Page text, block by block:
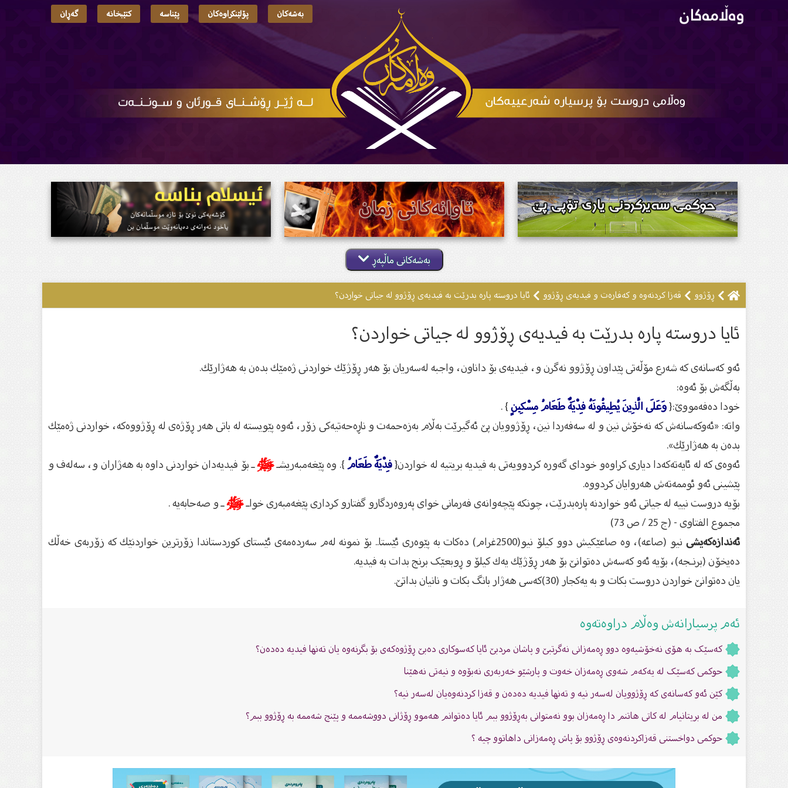
بەشەکان پۆلێنکراوەکان پێناسە کتێبخانە گەڕان
بەشەکانی ماڵپەڕ
ڕۆژوو قەزا کردنەوە و کەفارەت و فیدیەى ڕۆژوو ئایا دروسته‌ پاره‌ بدرێت به‌ فیدیه‌ى ڕۆژوو له‌ جیاتى خواردن؟
ئایا دروسته‌ پاره‌ بدرێت به‌ فیدیه‌ى ڕۆژوو له‌ جیاتى خواردن؟
ئه‌و كه‌سانه‌ی كه‌ شه‌رع مۆڵه‌تی پێداون ڕۆژوو نه‌گرن و، فیدیه‌ی بۆ داناون، واجبه‌ له‌سه‌ریان بۆ هه‌ر ڕۆژێك خواردنی ژه‌مێك بده‌ن به‌ هه‌ژارێك.
به‌ڵگه‌ش بۆ ئه‌وه‌:
خودا ده‌فه‌مووێ:{وَعَلَى الَّذِينَ يُطِيقُونَهُ فِدْيَةٌ طَعَامُ مِسْكِينٍ} .
واته‌: «ئه‌وكه‌سانه‌ش كه‌ نه‌خۆش نین و له‌ سه‌فه‌ردا نین، ڕۆژوویان پێ ئه‌گیرێت به‌ڵام به‌زه‌حمه‌ت و ناڕه‌حه‌تیه‌كی زۆر، ئه‌وه‌ پێویسته‌ له‌ باتی هه‌ر ڕۆژه‌ی له‌ ڕۆژووه‌كه‌، خواردنی ژه‌مێك
بده‌ن به‌ هه‌ژارێك».
ئه‌وه‌ی كه‌ له‌ ئایه‌ته‌كه‌دا دیاری كراوه‌و خودای گه‌وره‌ كردوویه‌تی به‌ فیدیه‌ بریتیه‌ له‌ خواردن{فِدْيَةٌ طَعَامُ}. وه‌ پێغه‌مبه‌ریشـﷺـ بۆ فیدیه‌دان خواردنی داوه‌ به‌ هه‌ژاران و، سه‌له‌ف و
پێشینی ئه‌و ئوممه‌ته‌ش هه‌روایان كردووه‌.
بۆیه‌ دروست نییه‌ له‌ جیاتی ئه‌و خواردنه‌ پاره‌بدرێت، چونكه‌ پێچه‌وانه‌ی فه‌رمانی خوای په‌روه‌ردگارو گفتارو كرداری پێغه‌مبه‌ری خواـﷺـ و صه‌حابه‌یه‌ .
مجموع الفتاوى - (ج 25 / ص 73)
ئه‌ندازه‌كه‌یشی
نیو (صاعه‌)، وه‌ صاعێكیش دوو كیلۆ نیو(2500غرام) ده‌كات به‌ پێوه‌ری ئێستا.. بۆ نمونه‌ له‌م سه‌رده‌مه‌ی ئێستای كوردستاندا زۆرترین خواردنێك كه‌ زۆربه‌ی خه‌ڵك
ده‌یخۆن (برنـجه‌)، بۆیه‌ ئه‌و كه‌سه‌ش ده‌توانێ بۆ هه‌ر ڕۆژێك یه‌ك كیلۆ و ڕوبعێک برنج بدات به‌ فیدیه‌.
یان ده‌توانێ خواردن دروست بكات و به‌ یه‌كجار (30)كه‌سی هه‌ژار بانگ بكات و نانیان بداتێ.
ئەم پرسیارانەش وەڵام دراوەتەوە
کەسێک بە هۆى نەخۆشیەوە دوو ڕەمەزانى نەگرتبێ و پاشان مردبێ ئایا کەسوکارى دەبێ ڕۆژوەکەى بۆ بگرنەوە یان تەنها فیدیە دەدەن؟
حوکمی کەسێک لە یەکەم شەوی ڕەمەزان خەوت و پارشێو خەربەری نەبۆوە و نیەتی نەهێنا
کێن ئەو کەسانەى کە ڕۆژوویان لەسەر نیە و تەنها فیدیە دەدەن و قەزا کردنەوەیان لەسەر نیە؟
من له بریتانیام له‌ كاتى هاتنم دا ڕه‌مه‌زان بوو نه‌متوانى به‌ڕۆژوو ببم ئایا ده‌توانم هه‌موو ڕۆژانى دووشه‌ممه‌ و پێنج شه‌ممه‌ به‌ ڕۆژوو ببم؟
حوكمی دواخستنی قەزاكردنەوەی ڕۆژوو بۆ پاش ‏ڕەمەزانی داهاتوو چیە ؟